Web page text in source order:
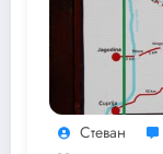
Стеван